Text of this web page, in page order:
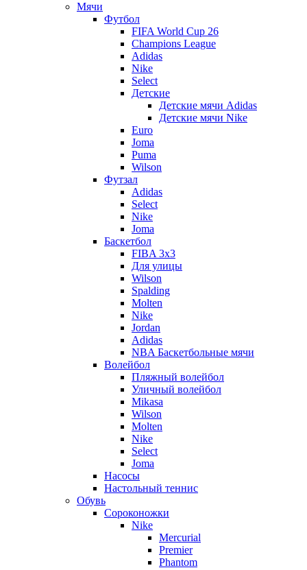
Мячи
Футбол
FIFA World Cup 26
Champions League
Adidas
Nike
Select
Детские
Детские мячи Adidas
Детские мячи Nike
Euro
Joma
Puma
Wilson
Футзал
Adidas
Select
Nike
Joma
Баскетбол
FIBA 3x3
Для улицы
Wilson
Spalding
Molten
Nike
Jordan
Adidas
NBA Баскетбольные мячи
Волейбол
Пляжный волейбол
Уличный волейбол
Mikasa
Wilson
Molten
Nike
Select
Joma
Насосы
Настольный теннис
Обувь
Сороконожки
Nike
Mercurial
Premier
Phantom